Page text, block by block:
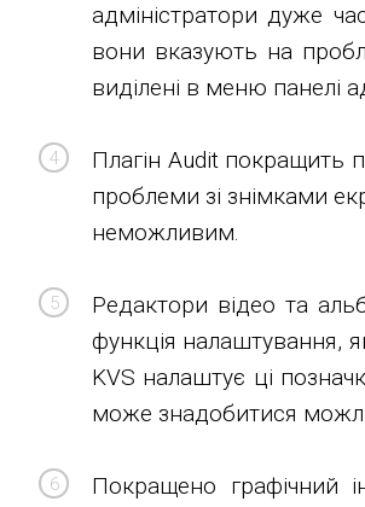
адміністратори дуже
вони вказують на
виділені в меню панелі
Плагін Audit покращить
проблеми зі знімками
неможливим.
Редактори відео та
функція налаштування,
KVS налаштує ці
може знадобитися
Покращено графічний